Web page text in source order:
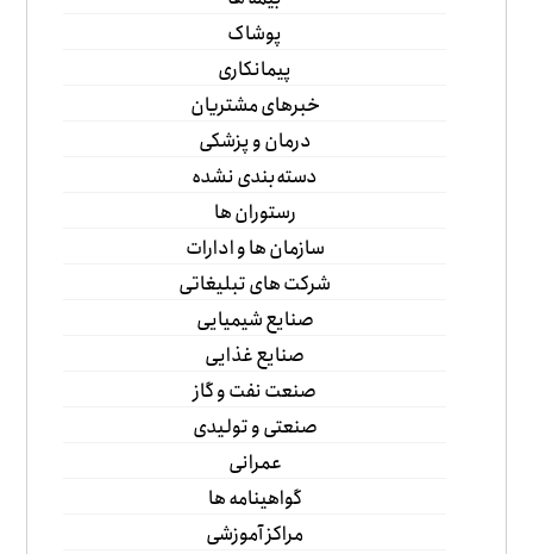
پوشاک
پیمانکاری
خبرهای مشتریان
درمان و پزشکی
دسته‌بندی نشده
رستوران ها
سازمان ها و ادارات
شرکت های تبلیغاتی
صنایع شیمیایی
صنایع غذایی
صنعت نفت و گاز
صنعتی و تولیدی
عمرانی
گواهینامه ها
مراکز آموزشی